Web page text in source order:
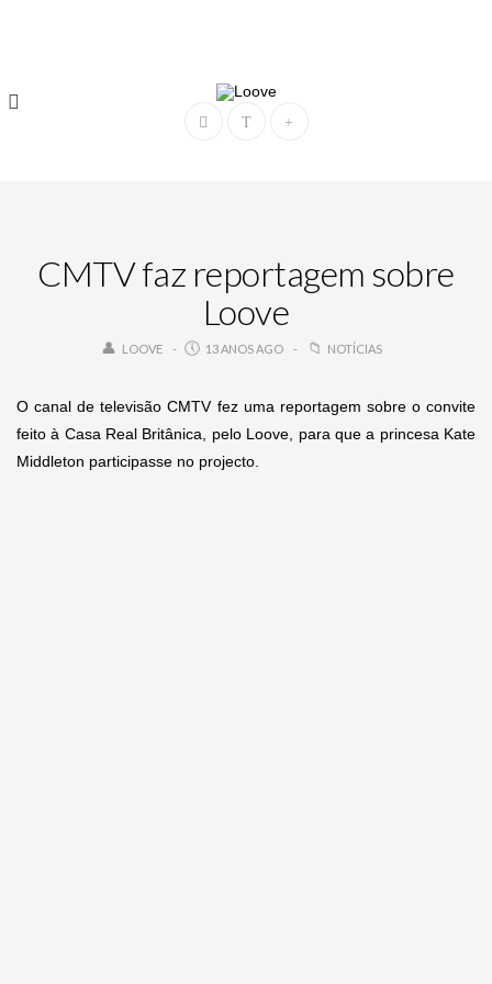
CMTV faz reportagem sobre
Loove
LOOVE 13 ANOS AGO NOTÍCIAS
O canal de televisão CMTV fez uma reportagem sobre o convite
feito à Casa Real Britânica, pelo Loove, para que a princesa Kate
Middleton participasse no projecto.